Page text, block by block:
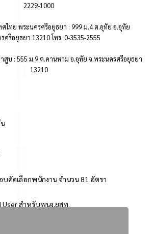
2229-1000
ไทย พระนครศรีอยุธยา : 999 ม.4 ต.อุทัย อ.อุทัย
ศรีอยุธยา 13210 โทร. 0-3535-2555
บ : 555 ม.9 ต.คานหาม อ.อุทัย จ.พระนครศรีอยุธยา
13210
คัดเลือกพนักงาน จำนวน 81 อัตรา
User สำหรับพนง.ยสท.